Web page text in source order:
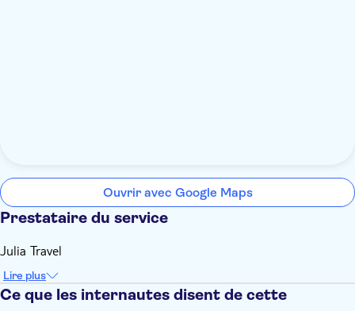
Ouvrir avec Google Maps
Prestataire du service
Julia Travel
Lire plus
Ce que les internautes disent de cette